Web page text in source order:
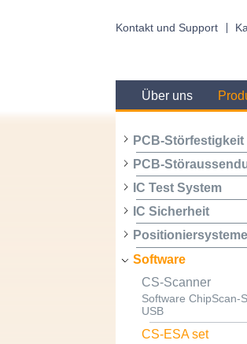
Kontakt und Support
Über uns
PCB-Störfestigkeit
PCB-
IC Test System
IC Sicherheit
Positioniersysteme
Software
CS-Scanner
Software ChipScan-
USB
CS-ESA set